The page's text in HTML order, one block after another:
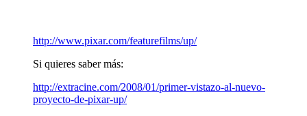
http://www.pixar.com/featurefilms/up/
Si quieres saber más:
http://extracine.com/2008/01/primer-vistazo-al-nuevo-
proyecto-de-pixar-up/